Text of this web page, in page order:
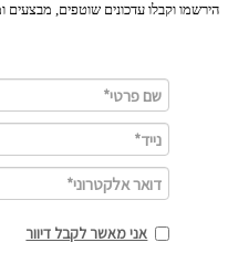
וקבלו עדכונים שוטפים, מבצעים ומידע
אני מאשר לקבל דיוור